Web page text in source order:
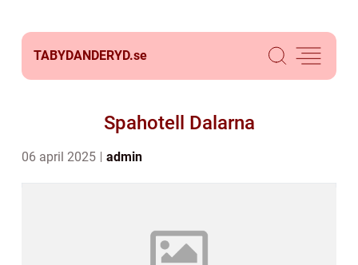
TABYDANDERYD.se
Spahotell Dalarna
06 april 2025 admin